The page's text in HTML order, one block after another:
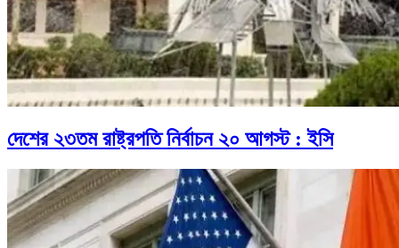
দেশের ২৩তম রাষ্ট্রপতি নির্বাচন ২০ আগস্ট : ইসি